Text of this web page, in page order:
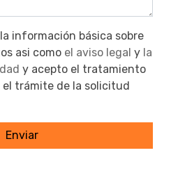
protección de datos asi como el aviso legal y la
y acepto el tratamiento
el trámite de la solicitud
Enviar